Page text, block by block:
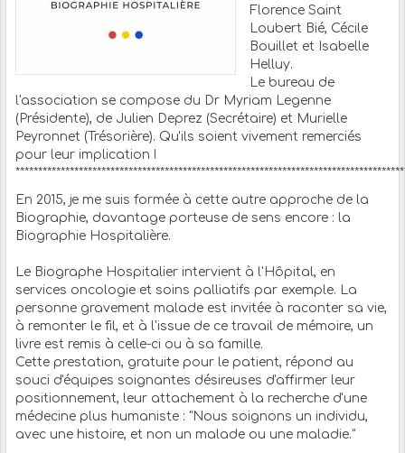
Florence Saint
Loubert Bié, Cécile
Bouillet et Isabelle
Helluy.
Le bureau de
l'association se compose du Dr Myriam Legenne
(Présidente), de Julien Deprez (Secrétaire) et Murielle
Peyronnet (Trésorière). Qu'ils soient vivement remerciés
pour leur implication !
En 2015, je me suis formée à cette autre approche de la
Biographie, davantage porteuse de sens encore : la
Biographie Hospitalière.
Le Biographe Hospitalier intervient à l'Hôpital, en
services oncologie et soins palliatifs par exemple. La
personne gravement malade est invitée à raconter sa vie,
à remonter le fil, et à l'issue de ce travail de mémoire, un
livre est remis à celle-ci ou à sa famille.
Cette prestation, gratuite pour le patient, répond au
souci d'équipes soignantes désireuses d'affirmer leur
positionnement, leur attachement à la recherche d'une
médecine plus humaniste : "Nous soignons un individu,
avec une histoire, et non un malade ou une maladie."